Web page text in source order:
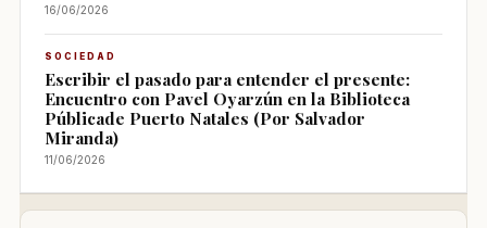
16/06/2026
SOCIEDAD
Escribir el pasado para entender el presente:
Encuentro con Pavel Oyarzún en la Biblioteca
Públicade Puerto Natales (Por Salvador
Miranda)
11/06/2026